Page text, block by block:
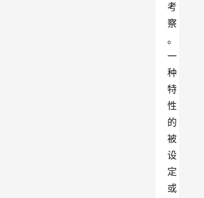
考
察
。
一
种
特
性
的
被
设
定
或